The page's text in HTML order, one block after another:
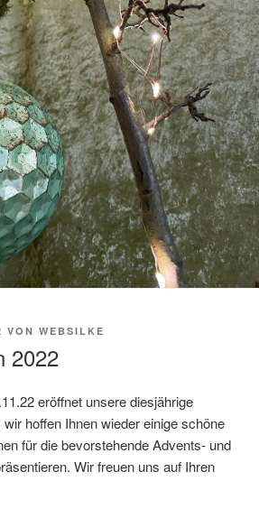
VON WEBSILKE
2022
eröffnet unsere diesjährige
hoffen Ihnen wieder einige schöne
für die bevorstehende Advents- und
Wir freuen uns auf Ihren